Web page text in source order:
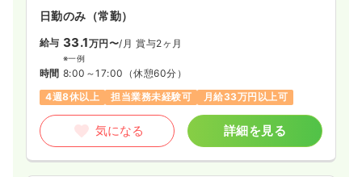
日勤のみ（常勤）
給与 33.1万円〜/月 賞与2ヶ月
※一例
時間 8:00～17:00 （休憩60分）
4週8休以上
担当業務未経験可 月給33万円以上可
気になる 詳細を見る